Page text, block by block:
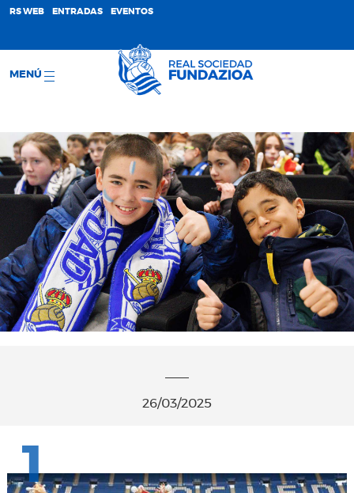
RS WEB ENTRADAS EVENTOS
MENÚ
26/03/2025
1